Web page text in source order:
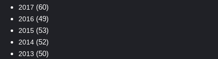
2017 (60)
2016 (49)
2015(53)
2014(52)
2013 (50)